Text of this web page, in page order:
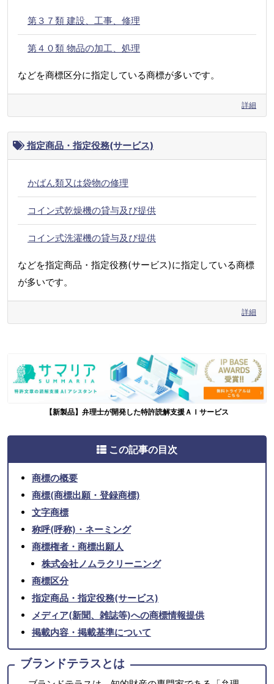
第３７類 建設、工事、修理
第４０類 物品の加工、処理
などを商標区分に指定している商標が多いです。
詳細
指定商品・指定役務(サービス)
かばん類又は袋物の修理
コイン式乾燥機の貸与及び提供
コイン式洗濯機の貸与及び提供
などを指定商品・指定役務(サービス)に指定している商標
が多いです。
詳細
【新製品】弁理士が開発した特許読解支援ＡＩサービス
この記事の目次
商標の概要
商標(商標出願・登録商標)
文字商標
称呼(呼称)・ネーミング
商標権者・商標出願人
株式会社ノムラクリーニング
商標区分
指定商品・指定役務(サービス)
メディア(新聞、雑誌等)への商標情報提供
掲載内容・掲載基準について
ブランドテラスとは